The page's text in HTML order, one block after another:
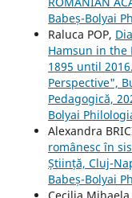
Babeș-Bolyai
Raluca POP,
Hamsun in the
1895 until
Perspective",
Pedagogică,
Bolyai
Alexandra
românesc în
Știință, Cluj-
Babeș-Bolyai
Cecilia Mihaela